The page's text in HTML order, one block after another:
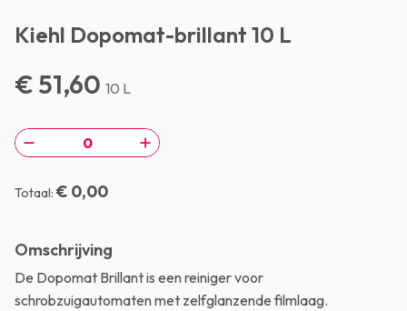
Kiehl Dopomat-brillant 10 L
€ 51,60 10 L
Totaal: € 0,00
Omschrijving
De Dopomat Brillant is een reiniger voor
schrobzuigautomaten met zelfglanzende filmlaag.